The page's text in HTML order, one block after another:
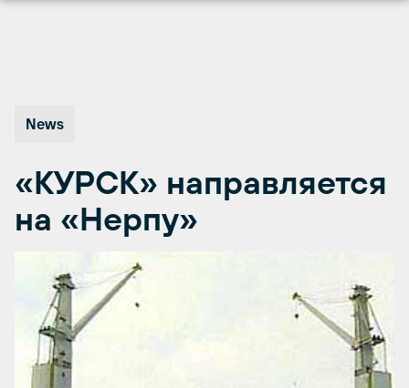
News
«КУРСК» направляется
на «Нерпу»